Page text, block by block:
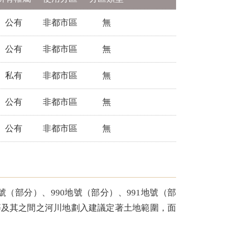
公有 非都市區 無
公有 非都市區 無
私有 非都市區 無
公有 非都市區 無
公有 非都市區 無
部分）、990地號（部分）、991地號（部
其之間之河川地劃入建議定著土地範圍，面